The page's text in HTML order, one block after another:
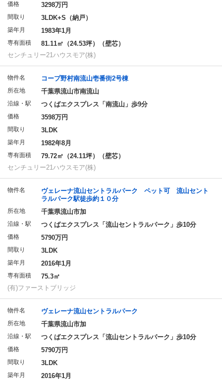
価格 3298万円
間取り 3LDK+S（納戸）
築年月 1983年1月
専有面積
81.11㎡（24.53坪）（壁芯）
センチュリー21ハウスモア(株)
物件名 コープ野村南流山壱番街2号棟
所在地 千葉県流山市南流山
沿線・駅 つくばエクスプレス「南流山」歩9分
価格 3598万円
間取り 3LDK
築年月 1982年8月
専有面積
79.72㎡（24.11坪）（壁芯）
センチュリー21ハウスモア(株)
物件名
ヴェレーナ流山セントラルパーク ペット可 流山セント
ラルパーク駅徒歩約１０分
所在地 千葉県流山市加
沿線・駅 つくばエクスプレス「流山セントラルパーク」歩10分
価格 5790万円
間取り 3LDK
築年月 2016年1月
専有面積
75.3㎡
(有)ファーストブリッジ
物件名 ヴェレーナ流山セントラルパーク
所在地 千葉県流山市加
沿線・駅 つくばエクスプレス「流山セントラルパーク」歩10分
価格 5790万円
間取り 3LDK
築年月 2016年1月